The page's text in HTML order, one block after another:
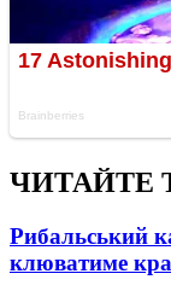
ЧИТАЙТЕ
Рибальський
клюватиме